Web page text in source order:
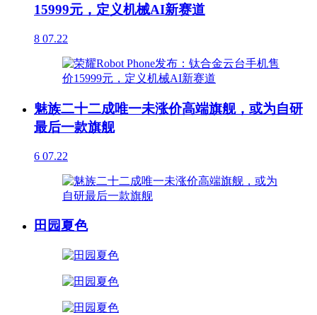
15999元，定义机械AI新赛道
8 07.22
魅族二十二成唯一未涨价高端旗舰，或为自研
最后一款旗舰
6 07.22
田园夏色